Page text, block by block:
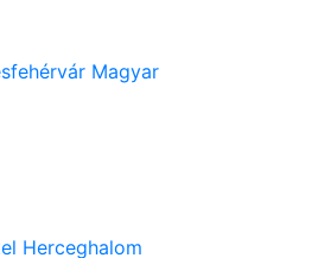
Magyar
Herceghalom